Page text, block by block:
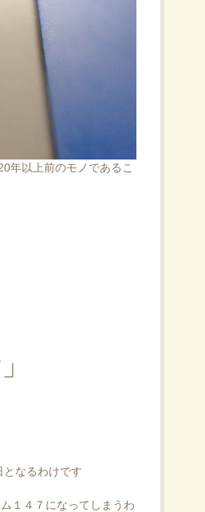
年以上前のモノであるこ
なるわけです
１４７になってしまうわ